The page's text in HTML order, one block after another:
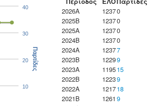
10
20
30
40
Παρτίδες
2026A
12370
2025B
12370
2025A
12370
2024B
12370
2024A
12377
2023B
12299
2023Α
119515
2022B
12239
2022A
121718
2021B
1261 9